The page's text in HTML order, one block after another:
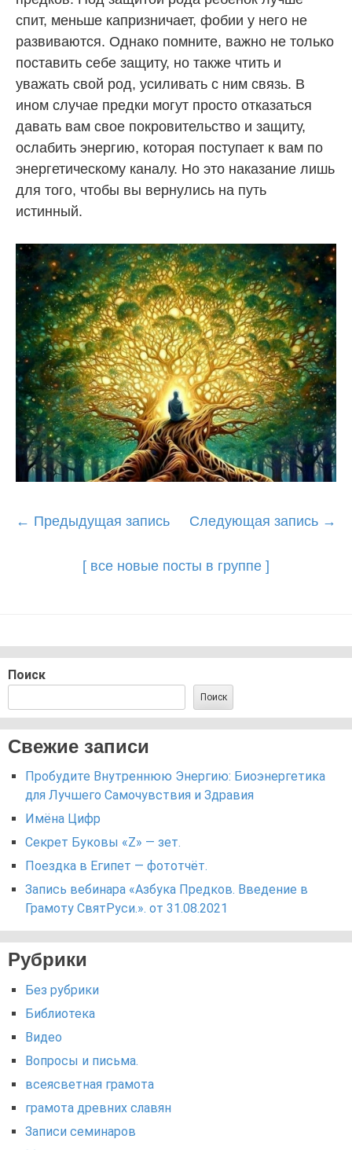
спит, меньше капризничает, фобии у него не
развиваются. Однако помните, важно не только
поставить себе защиту, но также чтить и
уважать свой род, усиливать с ним связь. В
ином случае предки могут просто отказаться
давать вам свое покровительство и защиту,
ослабить энергию, которая поступает к вам по
энергетическому каналу. Но это наказание лишь
для того, чтобы вы вернулись на путь
истинный.
Post
← Предыдущая запись Следующая запись →
[ все новые посты в группе ]
Поиск
Поиск
Свежие записи
Пробудите Внутреннюю Энергию: Биоэнергетика
для Лучшего Самочувствия и Здравия
Имёна Цифр
Секрет Буковы «Z» — зет.
Поездка в Египет — фототчёт.
Запись вебинара «Азбука Предков. Введение в
Грамоту СвятРуси.». от 31.08.2021
Рубрики
Без рубрики
Библиотека
Видео
Вопросы и письма.
всеясветная грамота
грамота древних славян
Записи семинаров